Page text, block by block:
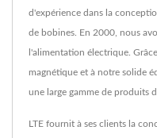
d'expérience dans la
de bobines. En 2000, nous
l'alimentation électrique.
magnétique et à notre solide
une large gamme de produits
LTE fournit à ses clients la